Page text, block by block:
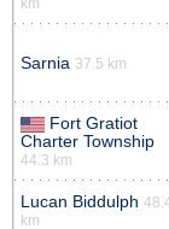
km
Sarnia 37.5 km
Fort Gratiot
Charter Township
44.3 km
Lucan Biddulph
km